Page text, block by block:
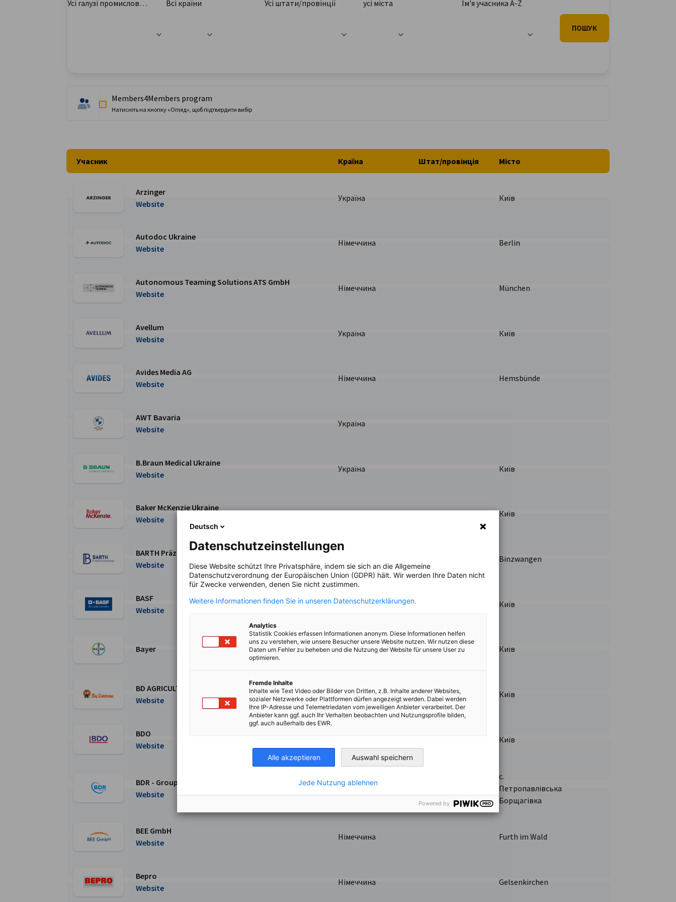
Ukraine
Параметри фільтра успішно оновлено
Усі галузі промисловості
Всі країни
Усі штати/провінції
усі міста
Ім'я учасника A-Z
ПОШУК
Members4Members program
Натисніть на кнопку «Огляд», щоб підтвердити вибір
Учасник Країна Штат/провінція Місто
Перейти на сторінку Arzinger
Arzinger
Website
Україна Київ
Перейти на сторінку Autodoc Ukraine
Autodoc Ukraine
Website
Німеччина Berlin
Перейти на сторінку Autonomous Teaming Solutions ATS GmbH
Autonomous Teaming Solutions ATS GmbH
Website
Німеччина München
Перейти на сторінку Avellum
Avellum
Website
Україна Київ
Перейти на сторінку Avides Media AG
Avides Media AG
Website
Німеччина Hemsbünde
Перейти на сторінку AWT Bavaria
AWT Bavaria
Website
Україна
Перейти на сторінку B.Braun Medical Ukraine
B.Braun Medical Ukraine
Website
Україна Київ
Перейти на сторінку Baker McKenzie Ukraine
Baker McKenzie Ukraine
Website
Україна Київ
Перейти на сторінку BARTH Präzisionstechnik
BARTH Präzisionstechnik
Website
Binzwangen
Перейти на сторінку BASF
BASF
Website
Україна Київ
Перейти на сторінку Bayer
Bayer Україна Київ
Перейти на сторінку BD AGRICULTURE (UKRAINE)
BD AGRICULTURE (UKRAINE)
Website
Україна Київ
Перейти на сторінку BDO
BDO
Website
Київ
Перейти на сторінку BDR - Group
BDR - Group
Website
Україна
с.
Петропавлівська
Борщагівка
Перейти на сторінку BEE GmbH
BEE GmbH
Website
Німеччина Furth im Wald
Перейти на сторінку Bepro
Bepro
Website
Німеччина Gelsenkirchen
Deutsch
Datenschutzeinstellungen
Diese Website schützt Ihre Privatsphäre, indem sie sich an die Allgemeine
Datenschutzverordnung der Europäischen Union (GDPR) hält. Wir werden Ihre Daten nicht
für Zwecke verwenden, denen Sie nicht zustimmen.
Weitere Informationen finden Sie in unseren Datenschutzerklärungen.
Analytics
Statistik Cookies erfassen Informationen anonym. Diese Informationen helfen
uns zu verstehen, wie unsere Besucher unsere Website nutzen. Wir nutzen diese
Daten um Fehler zu beheben und die Nutzung der Website für unsere User zu
optimieren.
Fremde Inhalte
Inhalte wie Text Video oder Bilder von Dritten, z.B. Inhalte anderer Websites,
sozialer Netzwerke oder Plattformen dürfen angezeigt werden. Dabei werden
Ihre IP-Adresse und Telemetriedaten vom jeweiligen Anbieter verarbeitet. Der
Anbieter kann ggf. auch Ihr Verhalten beobachten und Nutzungsprofile bilden,
ggf. auch außerhalb des EWR.
Alle akzeptieren Auswahl speichern
Jede Nutzung ablehnen
Powered by